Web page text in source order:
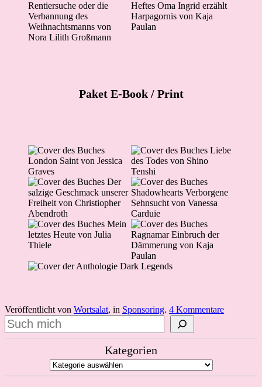
Paket E-Book / Print
Veröffentlicht von Wortsalat, in Sponsoring. 4 Kommentare
Suchen
Kategorien